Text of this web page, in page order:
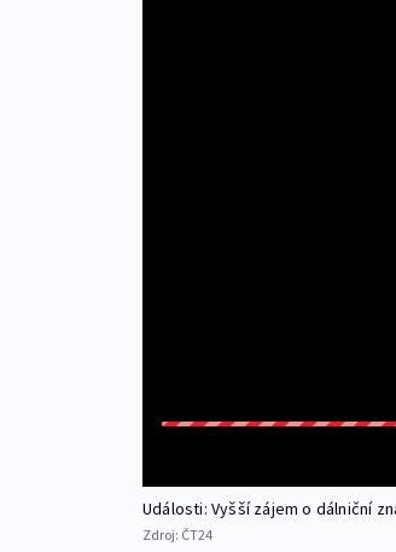
Události: Vyšší zájem o dálniční
Zdroj: ČT24